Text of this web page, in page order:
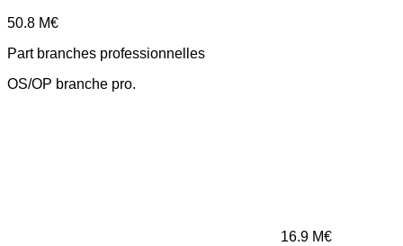
50.8 M€
Part branches professionnelles
OS/OP branche pro.
16.9 M€